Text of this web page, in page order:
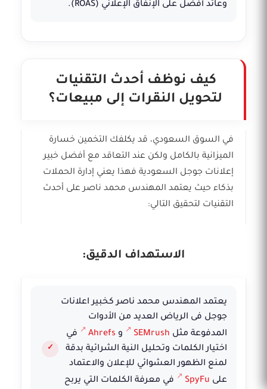
وعائد أفضل على الإنفاق الإعلاني (ROAS).
كيف نوظف أحدث التقنيات
لتحويل النقرات إلى مبيعات؟
في السوق السعودي، قد يكلفك التخمين خسارة
الميزانية بالكامل ولكن عند التعاقد مع أفضل خبير
إعلانات جوجل السعودية فهذا يعني إدارة الحملات
بذكاء حيث يعتمد المهندس محمد ناصر على أحدث
التقنيات لتحقيق التالي:
الاستهداف الدقيق:
يعتمد المهندس محمد ناصر كخبير اعلانات
جوجل فى الرياض العديد من الأدوات
المدفوعة مثل SEMrush و Ahrefs
في
اختيار الكلمات وتحليل النية الشرائية بدقة
لمنع الظهور العشوائي للإعلان والاعتماد
على SpyFu في معرفة الكلمات التي يربح